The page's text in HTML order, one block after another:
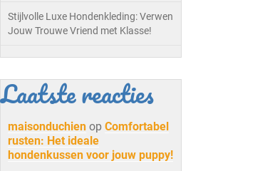
Stijlvolle Luxe Hondenkleding: Verwen
Jouw Trouwe Vriend met Klasse!
Laatste reacties
maisonduchien op Comfortabel
rusten: Het ideale
hondenkussen voor jouw puppy!